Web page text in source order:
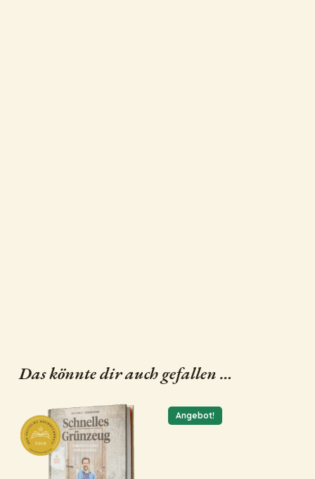
Das könnte dir auch gefallen …
Angebot!